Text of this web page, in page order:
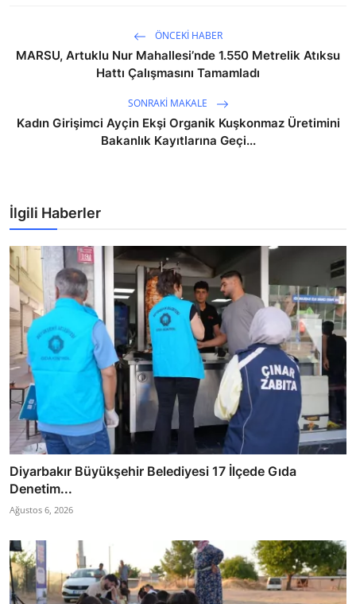
ÖNCEKI HABER
MARSU, Artuklu Nur Mahallesi’nde 1.550 Metrelik Atıksu
Hattı Çalışmasını Tamamladı
SONRAKI MAKALE
Kadın Girişimci Ayçin Ekşi Organik Kuşkonmaz Üretimini
Bakanlık Kayıtlarına Geçi...
İlgili Haberler
Diyarbakır Büyükşehir Belediyesi 17 İlçede Gıda
Denetim...
Ağustos 6, 2026